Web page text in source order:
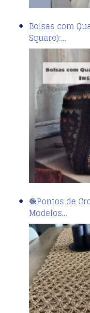
Bolsas com
Square):…
🧶Pontos de
Modelos…